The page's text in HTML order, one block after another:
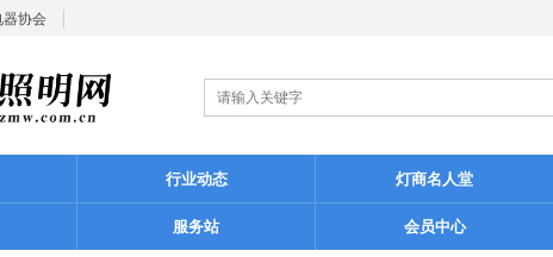
协会
行业动态 灯商名人堂
服务站 会员中心